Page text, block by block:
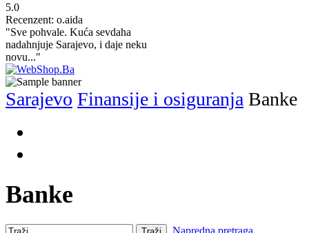
5.0
Recenzent: o.aida
"Sve pohvale. Kuća sevdaha
nadahnjuje Sarajevo, i daje neku
novu..."
Sarajevo Finansije i osiguranja Banke
Banke
Napredna pretraga